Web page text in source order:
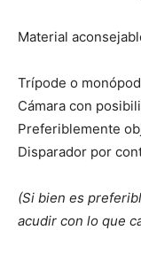
Material
Trípode o
Cámara con
Preferiblemente
Disparador por
(Si bien es
acudir con lo que